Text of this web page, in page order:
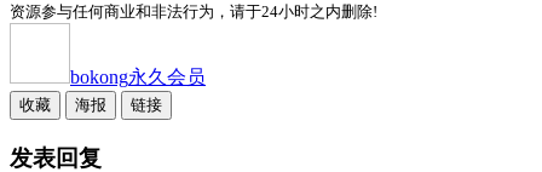
资源参与任何商业和非法行为，请于24小时之内删除!
bokong永久会员
收藏 海报 链接
发表回复